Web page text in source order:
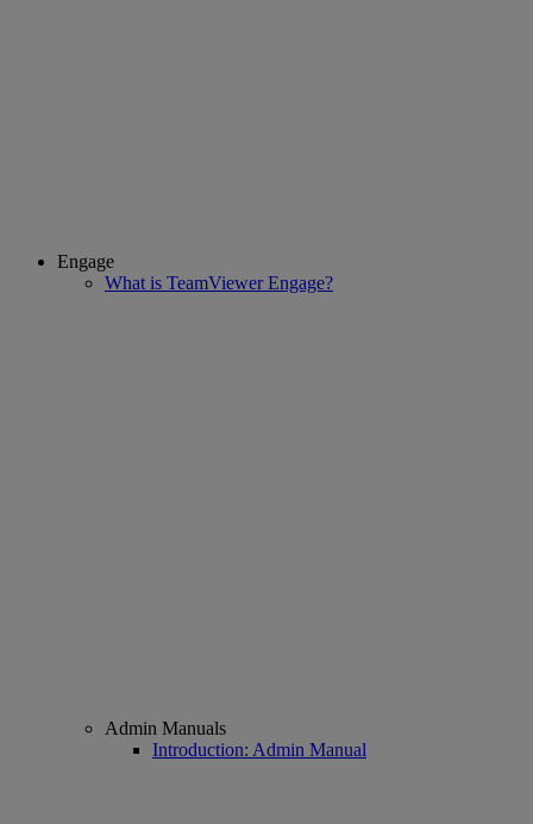
Engage
What is TeamViewer Engage?
Admin Manuals
Introduction: Admin Manual